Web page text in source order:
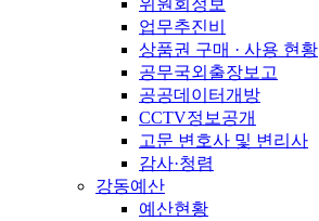
위원회정보
업무추진비
상품권 구매 · 사용 현황
공무국외출장보고
공공데이터개방
CCTV정보공개
고문 변호사 및 변리사
감사·청렴
강동예산
예산현황